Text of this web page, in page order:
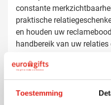
Toestemming
constante
praktische
en houden uw
handbereik van uw relaties
Waarom kiezen
De robuuste metalen